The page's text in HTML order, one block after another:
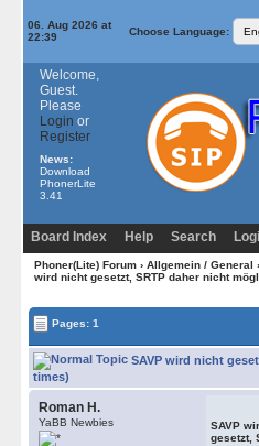
06. Aug 2026 at
22:39
Choose Language:
Welcome,
Guest.
Please
Login or
Register
News:
Download
PhonerLite
3.41
Board Index Help Search
Phoner(Lite) Forum› Allgemein / General ›
wird nicht gesetzt, SRTP daher nicht
Pages: 1
SAVP wird nicht
times)
Roman H.
YaBB Newbies
SAVP
gesetzt,